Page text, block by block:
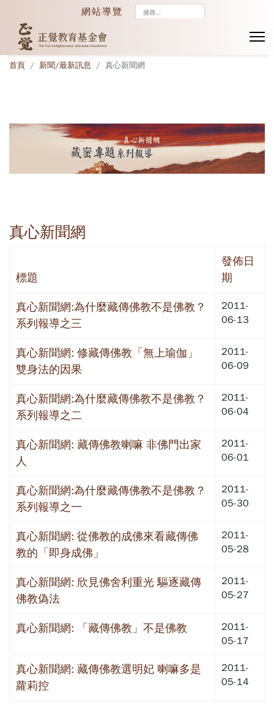
網站導覽
首頁 新聞/最新訊息 真心新聞網
真心新聞網
標題
發佈日
期
真心新聞網:為什麼藏傳佛教不是佛教？
系列報導之三
2011-
06-13
真心新聞網: 修藏傳佛教「無上瑜伽」
雙身法的因果
2011-
06-09
真心新聞網:為什麼藏傳佛教不是佛教？
系列報導之二
2011-
06-04
真心新聞網: 藏傳佛教喇嘛 非佛門出家
人
2011-
06-01
真心新聞網:為什麼藏傳佛教不是佛教？
系列報導之一
2011-
05-30
真心新聞網: 從佛教的成佛來看藏傳佛
教的「即身成佛」
2011-
05-28
真心新聞網: 欣見佛舍利重光 驅逐藏傳
佛教偽法
2011-
05-27
真心新聞網: 「藏傳佛教」不是佛教
2011-
05-17
真心新聞網: 藏傳佛教選明妃 喇嘛多是
蘿莉控
2011-
05-14